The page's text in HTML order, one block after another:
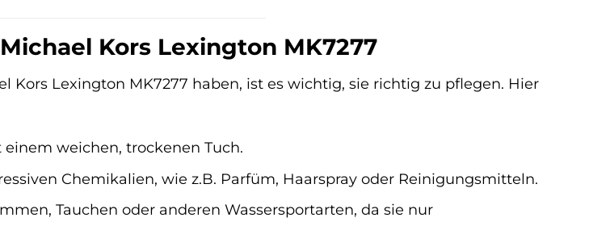
Kors Lexington MK7277
Kors Lexington MK7277 haben, ist es wichtig, sie richtig zu pflegen. Hier
weichen, trockenen Tuch.
Chemikalien, wie z.B. Parfüm, Haarspray oder Reinigungsmitteln.
Tauchen oder anderen Wassersportarten, da sie nur